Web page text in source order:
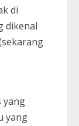
di
dikenal
yang
yang